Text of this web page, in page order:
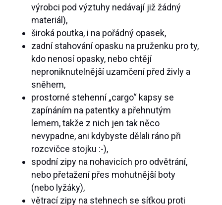
výrobci pod výztuhy nedávají již žádný
materiál),
široká poutka, i na pořádný opasek,
zadní stahování opasku na pruženku pro ty,
kdo nenosí opasky, nebo chtějí
neproniknutelnější uzamčení před živly a
sněhem,
prostorné stehenní „cargo“ kapsy se
zapínáním na patentky a přehnutým
lemem, takže z nich jen tak něco
nevypadne, ani kdybyste dělali ráno při
rozcvičce stojku :-),
spodní zipy na nohavicích pro odvětrání,
nebo přetažení přes mohutnější boty
(nebo lyžáky),
větrací zipy na stehnech se síťkou proti